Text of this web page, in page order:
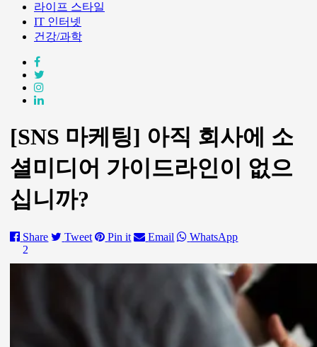
라이프 스타일
IT 인터넷
건강/과학
[SNS 마케팅] 아직 회사에 소
셜미디어 가이드라인이 없으
십니까?
Share Tweet Pin it Email
WhatsApp
2